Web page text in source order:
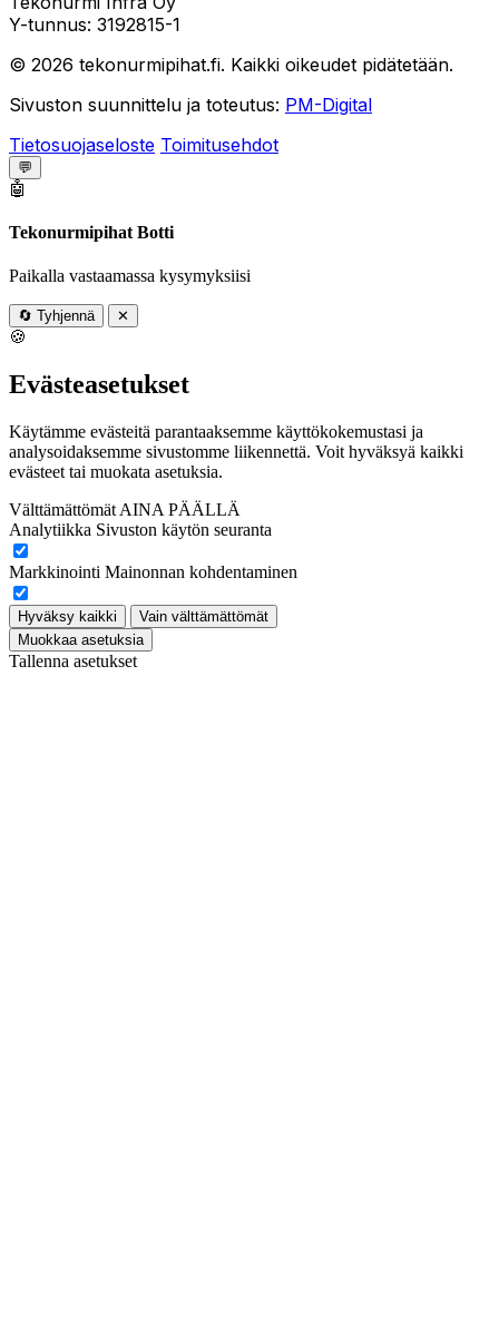
Y-tunnus: 3192815-1
© 2026 tekonurmipihat.fi. Kaikki oikeudet pidätetään.
Sivuston suunnittelu ja toteutus: PM-Digital
Tietosuojaseloste Toimitusehdot
💬
🤖
Tekonurmipihat Botti
Paikalla vastaamassa kysymyksiisi
🔄 Tyhjennä ✕
🍪
Evästeasetukset
Käytämme evästeitä parantaaksemme käyttökokemustasi ja
analysoidaksemme sivustomme liikennettä. Voit hyväksyä kaikki
evästeet tai muokata asetuksia.
Välttämättömät AINA PÄÄLLÄ
Analytiikka Sivuston käytön seuranta
Markkinointi Mainonnan kohdentaminen
Hyväksy kaikki
Vain välttämättömät
Muokkaa asetuksia
Tallenna asetukset